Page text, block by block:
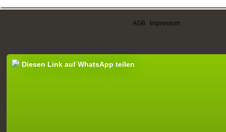
AGB Impressum
Diesen Link auf WhatsApp teilen